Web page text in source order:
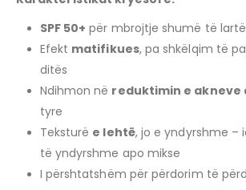
SPF 50+ për mbrojtje shumë të
Efekt matifikues, pa shkëlqim të
ditës
Ndihmon në reduktimin e akneve
tyre
Teksturë e lehtë, jo e yndyrshme –
të yndyrshme apo mikse
I përshtatshëm për përdorim të